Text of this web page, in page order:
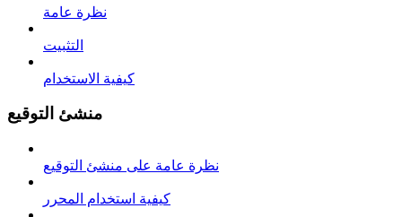
نظرة عامة
التثبيت
كيفية الاستخدام
منشئ التوقيع
نظرة عامة على منشئ التوقيع
كيفية استخدام المحرر